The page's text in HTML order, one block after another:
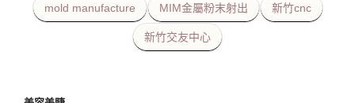
mold manufacture MIM金屬粉末射出 新竹cnc
新竹交友中心